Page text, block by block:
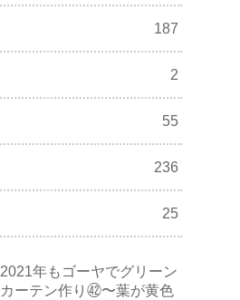
187
2
55
236
25
2021年もゴーヤでグリーン
カーテン作り㊷〜葉が黄色